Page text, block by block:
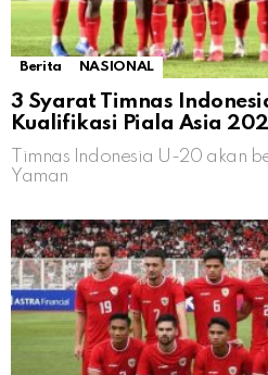
Berita NASIONAL
3 Syarat Timnas
Kualifikasi Piala Asia
Timnas Indonesia U-20 akan
Yaman